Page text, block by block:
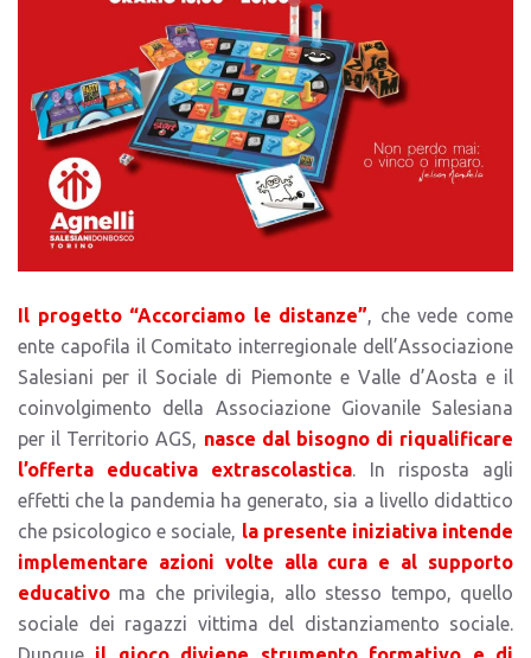
Il progetto “Accorciamo le distanze”, che vede come
ente capofila il Comitato interregionale dell’Associazione
Salesiani per il Sociale di Piemonte e Valle d’Aosta e il
coinvolgimento della Associazione Giovanile Salesiana
per il Territorio AGS, nasce dal bisogno di riqualificare
l’offerta educativa extrascolastica. In risposta agli
effetti che la pandemia ha generato, sia a livello didattico
che psicologico e sociale, la presente iniziativa intende
implementare azioni volte alla cura e al supporto
educativo ma che privilegia, allo stesso tempo, quello
sociale dei ragazzi vittima del distanziamento sociale.